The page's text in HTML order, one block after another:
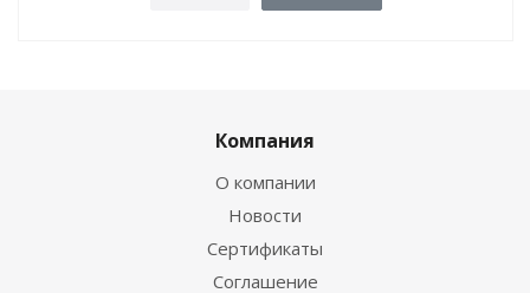
Компания
О компании
Новости
Сертификаты
Соглашение